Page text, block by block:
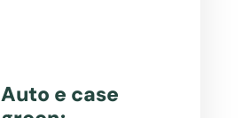
Auto e case